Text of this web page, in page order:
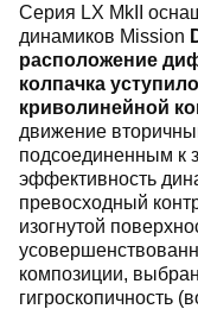
Серия LX MkII
динамиков Mission
расположение
колпачка
криволинейной
движение
подсоединенным к
эффективность
превосходный
изогнутой
композиции,
гигроскопичность